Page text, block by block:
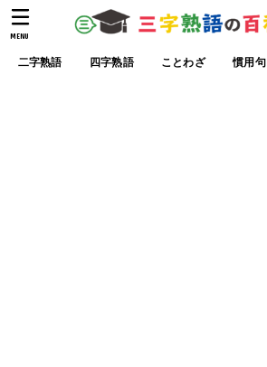
二字熟語 四字熟語 ことわざ 慣用句
MENU